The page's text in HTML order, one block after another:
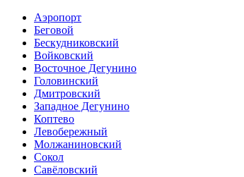
Аэропорт
Беговой
Бескудниковский
Войковский
Восточное Дегунино
Головинский
Дмитровский
Западное Дегунино
Коптево
Левобережный
Молжаниновский
Сокол
Савёловский